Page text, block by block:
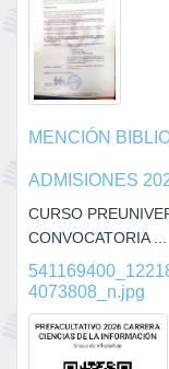
MENCIÓN
ADMISIONES
CURSO
CONVOCATORIA ...
4073808_n.jpg